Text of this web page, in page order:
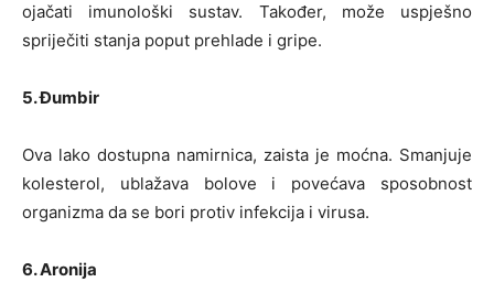
ojačati imunološki sustav. Također, može uspješno
spriječiti stanja poput prehlade i gripe.
5. Đumbir
Ova lako dostupna namirnica, zaista je moćna. Smanjuje
kolesterol, ublažava bolove i povećava sposobnost
organizma da se bori protiv infekcija i virusa.
6. Aronija